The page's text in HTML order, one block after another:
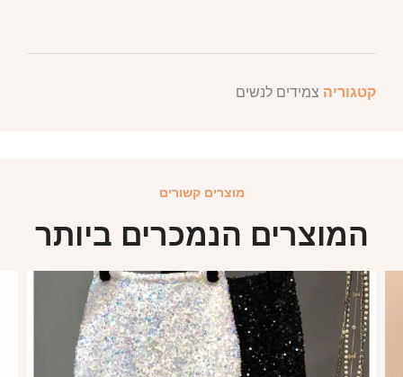
קטגוריה צמידים לנשים
מוצרים קשורים
המוצרים הנמכרים ביותר